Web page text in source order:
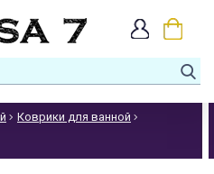
Коврики для ванной